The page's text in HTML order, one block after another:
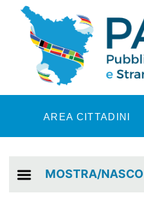
Skip to main content
AREA CITTADINI
MOSTRA/